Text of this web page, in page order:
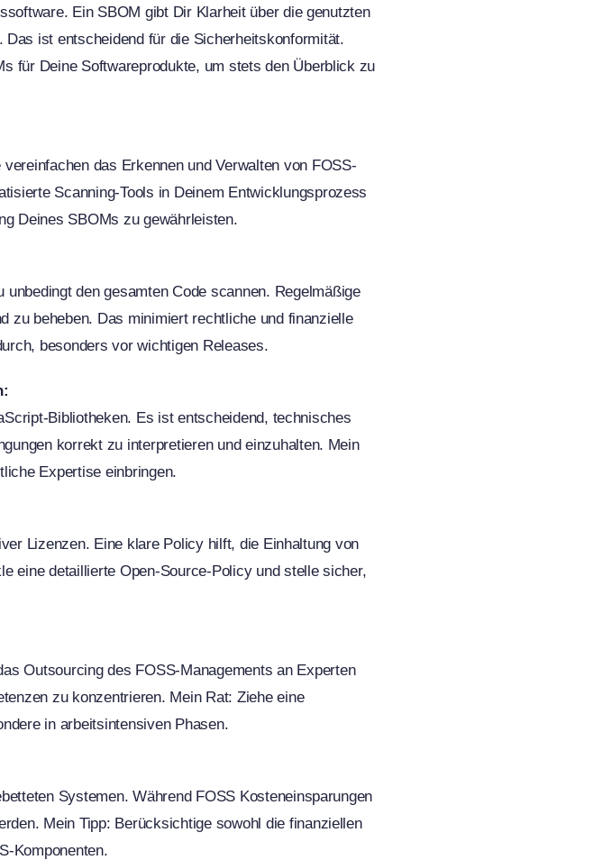
Ein SBOM gibt Dir Klarheit über die genutzten
ist entscheidend für die Sicherheitskonformität.
für Deine Softwareprodukte, um stets den Überblick zu
das Erkennen und Verwalten von FOSS-
Scanning-Tools in Deinem Entwicklungsprozess
Deines SBOMs zu gewährleisten.
den gesamten Code scannen. Regelmäßige
zu beheben. Das minimiert rechtliche und finanzielle
besonders vor wichtigen Releases.
Bibliotheken. Es ist entscheidend, technisches
korrekt zu interpretieren und einzuhalten. Mein
Expertise einbringen.
Lizenzen. Eine klare Policy hilft, die Einhaltung von
eine detaillierte Open-Source-Policy und stelle sicher,
Outsourcing des FOSS-Managements an Experten
zu konzentrieren. Mein Rat: Ziehe eine
in arbeitsintensiven Phasen.
Systemen. Während FOSS Kosteneinsparungen
Mein Tipp: Berücksichtige sowohl die finanziellen
Komponenten.